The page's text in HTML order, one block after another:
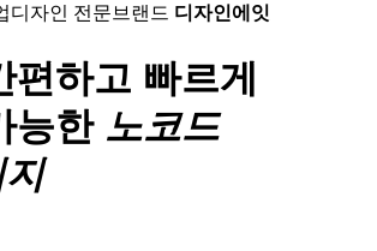
디자인 전문브랜드 디자인에잇
편하고 빠르게
능한 노코드